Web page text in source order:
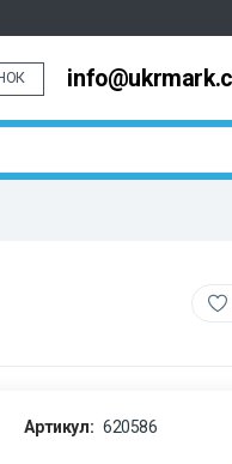
Артикул: 620586